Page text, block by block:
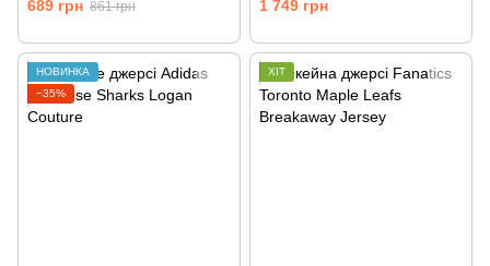
689 грн 861 грн 1 749 грн
НОВИНКА
−35%
ХІТ